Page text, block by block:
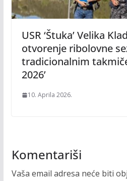
USR ‘Štuka’ Velika
otvorenje ribolovne
tradicionalnim
2026’
10. Aprila 2026.
Komentariši
Vaša email adresa neće biti